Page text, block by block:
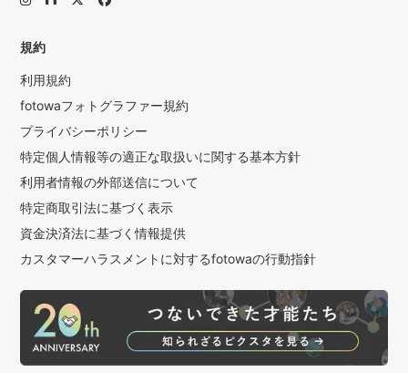
規約
利用規約
fotowaフォトグラファー規約
プライバシーポリシー
特定個人情報等の適正な取扱いに関する基本方針
利用者情報の外部送信について
特定商取引法に基づく表示
資金決済法に基づく情報提供
カスタマーハラスメントに対するfotowaの行動指針